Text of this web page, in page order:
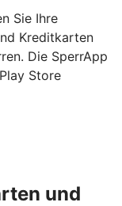
Sie Ihre
Kreditkarten
Die SperrApp
Store
und